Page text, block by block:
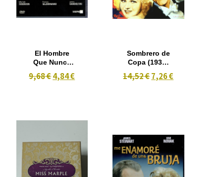
El Hombre
Que Nunca
(2001)
9,68 €4,84 €
Sombrero de
Copa (1935)
14,52 €7,26 €